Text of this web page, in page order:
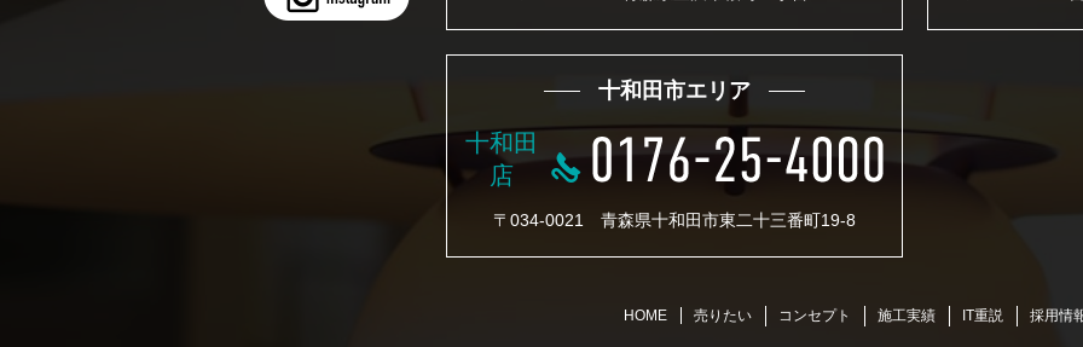
十和田市エリア
十和田
店
〒034-0021 青森県十和田市東二十三番町19-8
HOME 売りたい コンセプト 施工実績 IT重説 採用情